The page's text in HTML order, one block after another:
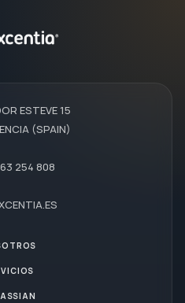
ESTEVE 15
(SPAIN)
254 808